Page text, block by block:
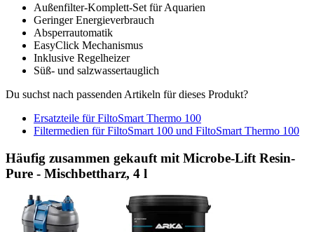
Außenfilter-Komplett-Set für Aquarien
Geringer Energieverbrauch
Absperrautomatik
EasyClick Mechanismus
Inklusive Regelheizer
Süß- und salzwassertauglich
Du suchst nach passenden Artikeln für dieses Produkt?
Ersatzteile für FiltoSmart Thermo 100
Filtermedien für FiltoSmart 100 und FiltoSmart Thermo 100
Häufig zusammen gekauft mit Microbe-Lift Resin-
Pure - Mischbettharz, 4 l